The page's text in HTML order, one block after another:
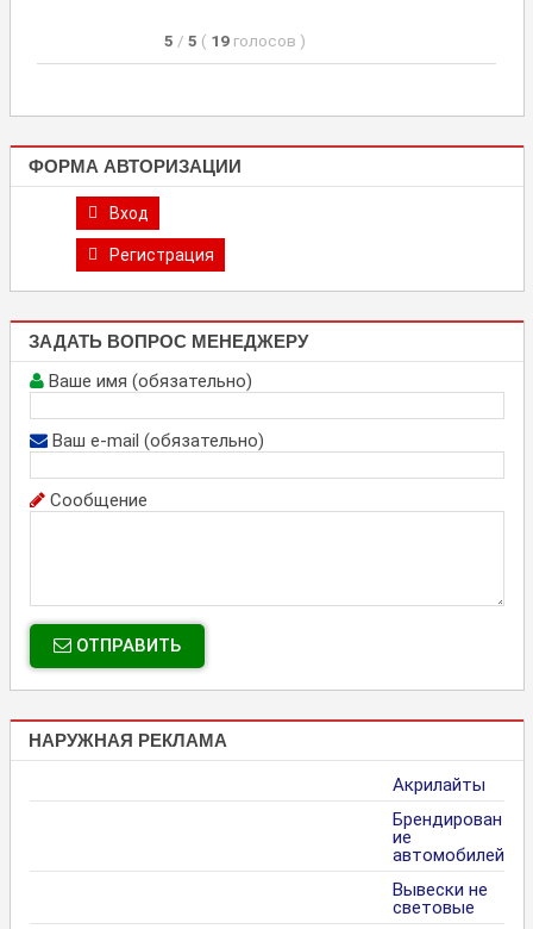
5 / 5 ( 19 голосов )
ФОРМА АВТОРИЗАЦИИ
Вход
Регистрация
ЗАДАТЬ ВОПРОС МЕНЕДЖЕРУ
Ваше имя (обязательно)
Ваш e-mail (обязательно)
Сообщение
ОТПРАВИТЬ
НАРУЖНАЯ РЕКЛАМА
Акрилайты
Брендирован
ие
автомобилей
Вывески не
световые